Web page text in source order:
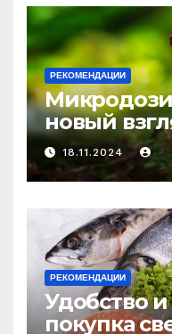
РЕКОМЕНДАЦИИ
новый
18.11.2024
РЕКОМЕНДАЦИИ
Удобство и
покупка